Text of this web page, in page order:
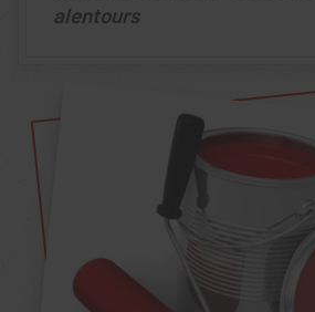
alentours